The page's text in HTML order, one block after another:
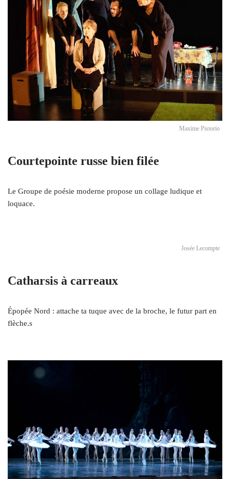
Maxime Pistorio
Courtepointe russe bien filée
Le Groupe de poésie moderne propose un collage ludique et
loquace.
Josée Lecompte
Catharsis à carreaux
Épopée Nord : attache ta tuque avec de la broche, le futur part en
flèche.s